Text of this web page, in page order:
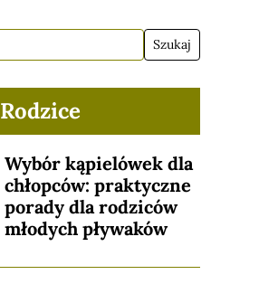
Rodzice
Wybór kąpielówek dla
chłopców: praktyczne
porady dla rodziców
młodych pływaków